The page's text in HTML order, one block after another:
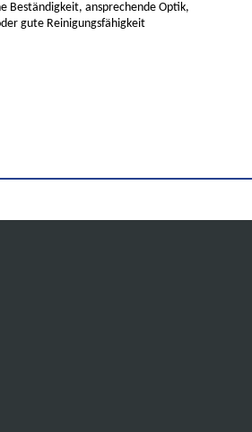
Beständigkeit, ansprechende Optik,
gute Reinigungsfähigkeit